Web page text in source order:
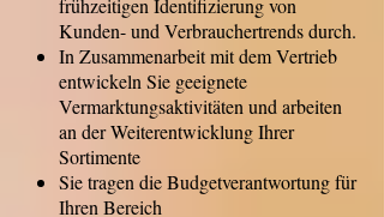
Kunden- und Verbrauchertrends durch.
In Zusammenarbeit mit dem Vertrieb
entwickeln Sie geeignete
Vermarktungsaktivitäten und arbeiten
an der Weiterentwicklung Ihrer
Sortimente
Sie tragen die Budgetverantwortung für
Ihren Bereich